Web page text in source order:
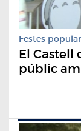
Festes
El Castell
públic